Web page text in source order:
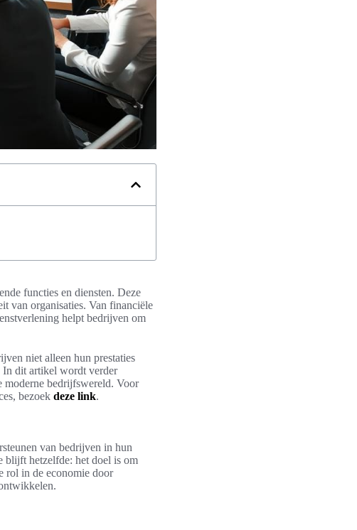
functies en diensten. Deze
van organisaties. Van financiële
helpt bedrijven om
niet alleen hun prestaties
In dit artikel wordt verder
moderne bedrijfswereld. Voor
bezoek deze link.
van bedrijven in hun
blijft hetzelfde: het doel is om
rol in de economie door